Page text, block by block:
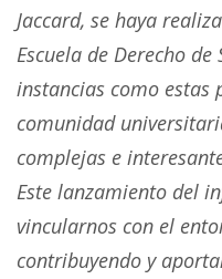
Jaccard, se haya
Escuela de Derecho
instancias como estas
comunidad
complejas e
Este lanzamiento del
vincularnos con el
contribuyendo y